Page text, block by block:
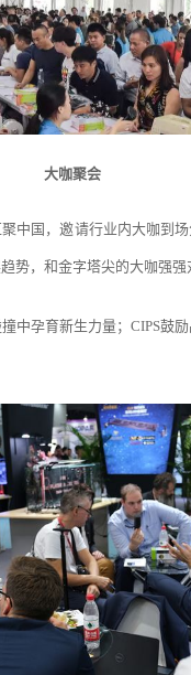
大咖聚会
中国，邀请行业内大咖到
势，和金字塔尖的大咖强强
中孕育新生力量；CIPS鼓